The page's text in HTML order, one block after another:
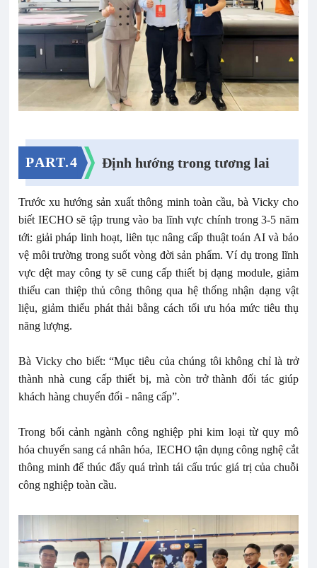
PART.4 Định hướng trong tương lai
Trước xu hướng sản xuất thông minh toàn cầu, bà Vicky cho
biết IECHO sẽ tập trung vào ba lĩnh vực chính trong 3-5 năm
tới: giải pháp linh hoạt, liên tục nâng cấp thuật toán AI và bảo
vệ môi trường trong suốt vòng đời sản phẩm. Ví dụ trong lĩnh
vực dệt may công ty sẽ cung cấp thiết bị dạng module, giảm
thiểu can thiệp thủ công thông qua hệ thống nhận dạng vật
liệu, giảm thiểu phát thải bằng cách tối ưu hóa mức tiêu thụ
năng lượng.
Bà Vicky cho biết: “Mục tiêu của chúng tôi không chỉ là trở
thành nhà cung cấp thiết bị, mà còn trở thành đối tác giúp
khách hàng chuyển đổi - nâng cấp”.
Trong bối cảnh ngành công nghiệp phi kim loại từ quy mô
hóa chuyển sang cá nhân hóa, IECHO tận dụng công nghệ cắt
thông minh để thúc đẩy quá trình tái cấu trúc giá trị của chuỗi
công nghiệp toàn cầu.